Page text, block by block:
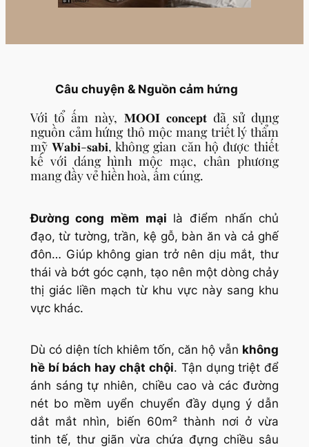
Câu chuyện & Nguồn cảm hứng
Với tổ ấm này, 𝐌𝐎𝐎𝐈 𝐜𝐨𝐧𝐜𝐞𝐩𝐭 đã sử dụng
nguồn cảm hứng thô mộc mang triết lý thẩm
mỹ 𝐖𝐚𝐛𝐢-𝐬𝐚𝐛𝐢, không gian căn hộ được thiết
kế với dáng hình mộc mạc, chân phương
mang đầy vẻ hiền hoà, ấm cúng.
Đường cong mềm mại là điểm nhấn chủ
đạo, từ tường, trần, kệ gỗ, bàn ăn và cả ghế
đôn… Giúp không gian trở nên dịu mắt, thư
thái và bớt góc cạnh, tạo nên một dòng chảy
thị giác liền mạch từ khu vực này sang khu
vực khác.
Dù có diện tích khiêm tốn, căn hộ vẫn không
hề bí bách hay chật chội. Tận dụng triệt để
ánh sáng tự nhiên, chiều cao và các đường
nét bo mềm uyển chuyển đầy dụng ý dẫn
dắt mắt nhìn, biến 60m² thành nơi ở vừa
tinh tế, thư giãn vừa chứa đựng chiều sâu